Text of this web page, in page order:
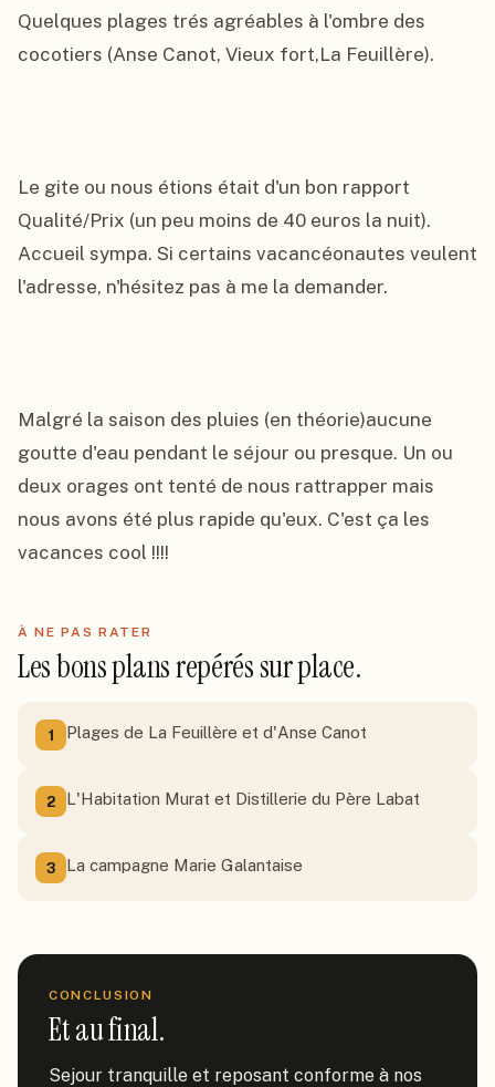
Quelques plages trés agréables à l'ombre des
cocotiers (Anse Canot, Vieux fort,La Feuillère).
Le gite ou nous étions était d'un bon rapport
Qualité/Prix (un peu moins de 40 euros la nuit).
Accueil sympa. Si certains vacancéonautes veulent
l'adresse, n'hésitez pas à me la demander.
Malgré la saison des pluies (en théorie)aucune
goutte d'eau pendant le séjour ou presque. Un ou
deux orages ont tenté de nous rattrapper mais
nous avons été plus rapide qu'eux. C'est ça les
vacances cool !!!!
À NE PAS RATER
Les bons plans repérés sur place.
1 Plages de La Feuillère et d'Anse Canot
2 L'Habitation Murat et Distillerie du Père Labat
3 La campagne Marie Galantaise
CONCLUSION
Et au final.
Sejour tranquille et reposant conforme à nos